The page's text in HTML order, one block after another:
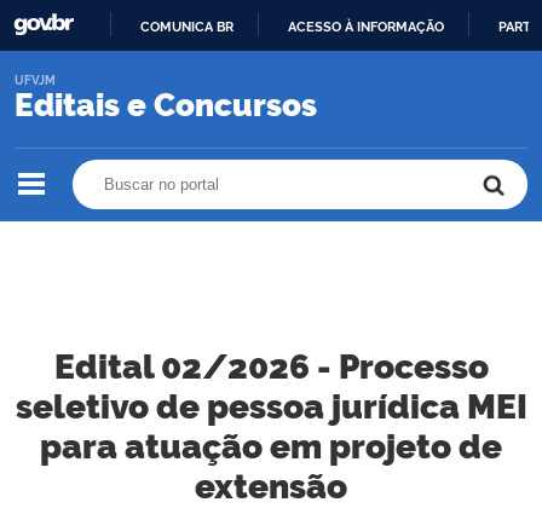
O
COMUNICA BR ACESSO À INFORMAÇÃO
Editais e Concursos
UFVJM
Edital 02/2026 - Processo
seletivo de pessoa jurídica MEI
para atuação em projeto de
extensão